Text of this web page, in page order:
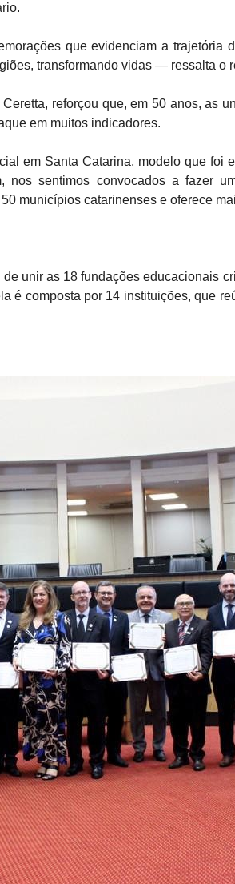
que evidenciam a trajetória
transformando vidas — ressalta o
reforçou que, em 50 anos, as
em muitos indicadores.
em Santa Catarina, modelo que foi
nos sentimos convocados a fazer
municípios catarinenses e oferece
unir as 18 fundações educacionais
é composta por 14 instituições, que